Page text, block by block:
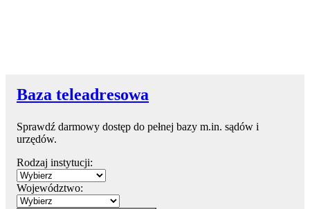
Baza teleadresowa
Sprawdź darmowy dostęp do pełnej bazy m.in. sądów i
urzędów.
Rodzaj instytucji:
Województwo: